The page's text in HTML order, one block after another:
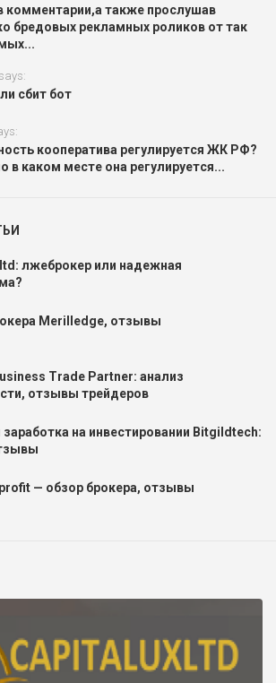
комментарии,а также прослушав
бредовых рекламных роликов от так
сбит бот
кооператива регулируется ЖК РФ?
в каком месте она регулируется...
лжеброкер или надежная
Merilledge, отзывы
Trade Partner: анализ
отзывы трейдеров
на инвестировании Bitgildtech:
— обзор брокера, отзывы